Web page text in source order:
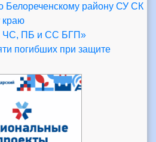
Белореченскому району СУ СК
краю
ЧС, ПБ и СС БГП»
погибших при защите